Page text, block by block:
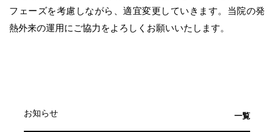
フェーズを考慮しながら、適宜変更していきます。当院の発
熱外来の運用にご協力をよろしくお願いいたします。
お知らせ 一覧